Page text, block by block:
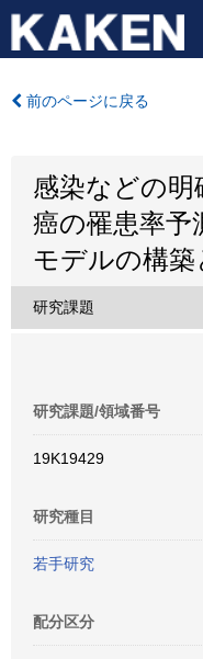
前のページに戻る
感染などの明
癌の罹患率予
モデルの構築
研究課題
研究課題/領域番号
19K19429
研究種目
若手研究
配分区分